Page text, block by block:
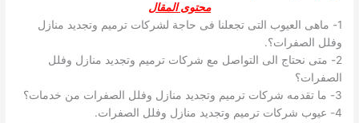
محتوى المقال
1- ماهى العيوب التى تجعلنا فى حاجة لشركات ترميم وتجديد منازل
وفلل الصفرات؟.
2- متى نحتاج الى التواصل مع شركات ترميم وتجديد منازل وفلل
الصفرات؟
3- ما تقدمه شركات ترميم وتجديد منازل وفلل الصفرات من خدمات؟
4- عيوب شركات ترميم وتجديد منازل وفلل الصفرات.